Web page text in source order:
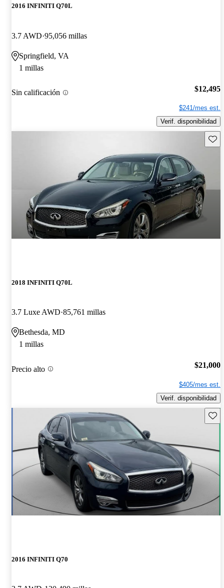
2016 INFINITI Q70L
3.7 AWD 95,056 millas
Springfield, VA
1 millas
Sin calificación $12,495
$241/mes est.
Verif. disponibilidad
2018 INFINITI Q70L
3.7 Luxe AWD 85,761 millas
Bethesda, MD
1 millas
Precio alto $21,000
$405/mes est.
Verif. disponibilidad
2016 INFINITI Q70